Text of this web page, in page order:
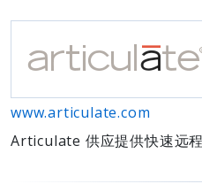
www.articulate.com
Articulate 供应提供快速远程